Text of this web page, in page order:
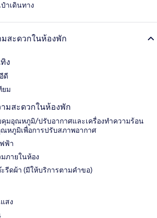
าเดินทาง
สะดวกในห้องพัก
ง
ดี
ยม
มสะดวกในห้องพัก
คุมอุณหภูมิ/ปรับอากาศและเครื่องทำความร้อน
หภูมิเพื่อการปรับสภาพอากาศ
ฟ้า
ภายในห้อง
รีดผ้า (มีให้บริการตามคำขอ)
สง